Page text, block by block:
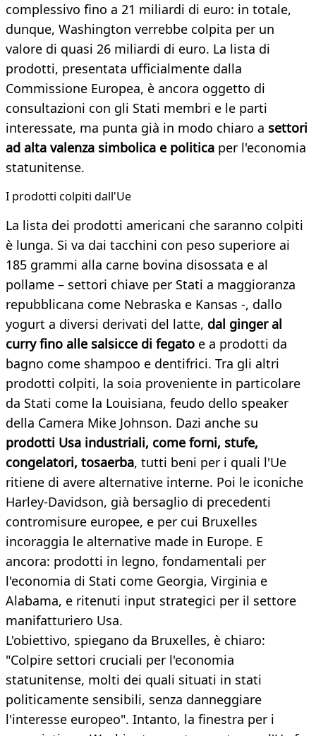
complessivo fino a 21 miliardi di euro: in totale,
dunque, Washington verrebbe colpita per un
valore di quasi 26 miliardi di euro. La lista di
prodotti, presentata ufficialmente dalla
Commissione Europea, è ancora oggetto di
consultazioni con gli Stati membri e le parti
interessate, ma punta già in modo chiaro a settori
ad alta valenza simbolica e politica per l'economia
statunitense.
​I prodotti colpiti dall'Ue
La lista dei prodotti americani che saranno colpiti
è lunga. Si va dai tacchini con peso superiore ai
185 grammi alla carne bovina disossata e al
pollame – settori chiave per Stati a maggioranza
repubblicana come Nebraska e Kansas -, dallo
yogurt a diversi derivati del latte, dal ginger al
curry fino alle salsicce di fegato e a prodotti da
bagno come shampoo e dentifrici. Tra gli altri
prodotti colpiti, la soia proveniente in particolare
da Stati come la Louisiana, feudo dello speaker
della Camera Mike Johnson. Dazi anche su
prodotti Usa industriali, come forni, stufe,
congelatori, tosaerba, tutti beni per i quali l'Ue
ritiene di avere alternative interne. Poi le iconiche
Harley-Davidson, già bersaglio di precedenti
contromisure europee, e per cui Bruxelles
incoraggia le alternative made in Europe. E
ancora: prodotti in legno, fondamentali per
l'economia di Stati come Georgia, Virginia e
Alabama, e ritenuti input strategici per il settore
manifatturiero Usa.
L'obiettivo, spiegano da Bruxelles, è chiaro:
"Colpire settori cruciali per l'economia
statunitense, molti dei quali situati in stati
politicamente sensibili, senza danneggiare
l'interesse europeo". Intanto, la finestra per i